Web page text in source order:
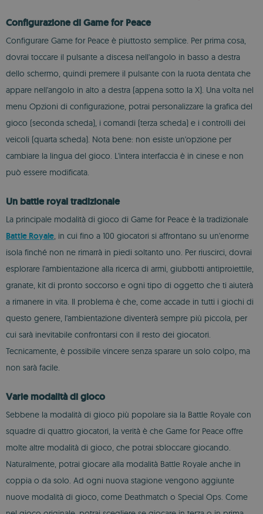
Configurazione di Game for Peace
Configurare Game for Peace è piuttosto semplice. Per prima cosa,
dovrai toccare il pulsante a discesa nell'angolo in basso a destra
dello schermo, quindi premere il pulsante con la ruota dentata che
appare nell'angolo in alto a destra (appena sotto la X). Una volta nel
menu Opzioni di configurazione, potrai personalizzare la grafica del
gioco (seconda scheda), i comandi (terza scheda) e i controlli dei
veicoli (quarta scheda). Nota bene: non esiste un'opzione per
cambiare la lingua del gioco. L'intera interfaccia è in cinese e non
può essere modificata.
Un battle royal tradizionale
La principale modalità di gioco di Game for Peace è la tradizionale
Battle Royale, in cui fino a 100 giocatori si affrontano su un'enorme
isola finché non ne rimarrà in piedi soltanto uno. Per riuscirci, dovrai
esplorare l'ambientazione alla ricerca di armi, giubbotti antiproiettile,
granate, kit di pronto soccorso e ogni tipo di oggetto che ti aiuterà
a rimanere in vita. Il problema è che, come accade in tutti i giochi di
questo genere, l'ambientazione diventerà sempre più piccola, per
cui sarà inevitabile confrontarsi con il resto dei giocatori.
Tecnicamente, è possibile vincere senza sparare un solo colpo, ma
non sarà facile.
Varie modalità di gioco
Sebbene la modalità di gioco più popolare sia la Battle Royale con
squadre di quattro giocatori, la verità è che Game for Peace offre
molte altre modalità di gioco, che potrai sbloccare giocando.
Naturalmente, potrai giocare alla modalità Battle Royale anche in
coppia o da solo. Ad ogni nuova stagione vengono aggiunte
nuove modalità di gioco, come Deathmatch o Special Ops. Come